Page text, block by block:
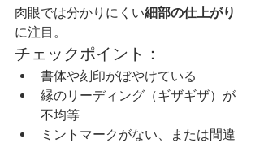
肉眼では分かりにくい細部の仕上がり
に注目。
チェックポイント：
書体や刻印がぼやけている
縁のリーディング（ギザギザ）が
不均等
ミントマークがない、または間違